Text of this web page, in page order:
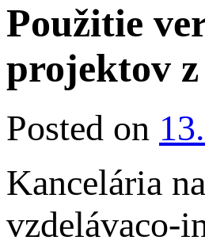
Použitie
projektov z
Posted on
Kancelária
vzdelávaco-